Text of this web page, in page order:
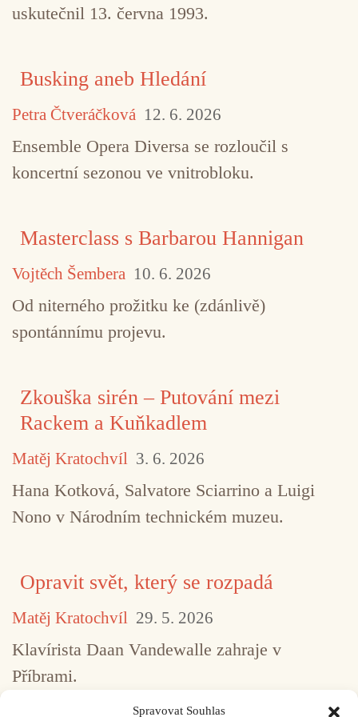
Spravovat Souhlas
uskutečnil 13. června 1993.
Busking aneb Hledání
Petra Čtveráčková 12. 6. 2026
Ensemble Opera Diversa se rozloučil s
koncertní sezonou ve vnitrobloku.
Masterclass s Barbarou Hannigan
Vojtěch Šembera 10. 6. 2026
Od niterného prožitku ke (zdánlivě)
spontánnímu projevu.
Zkouška sirén – Putování mezi
Rackem a Kuňkadlem
Matěj Kratochvíl 3. 6. 2026
Hana Kotková, Salvatore Sciarrino a Luigi
Nono v Národním technickém muzeu.
Opravit svět, který se rozpadá
Matěj Kratochvíl 29. 5. 2026
Klavírista Daan Vandewalle zahraje v
Příbrami.